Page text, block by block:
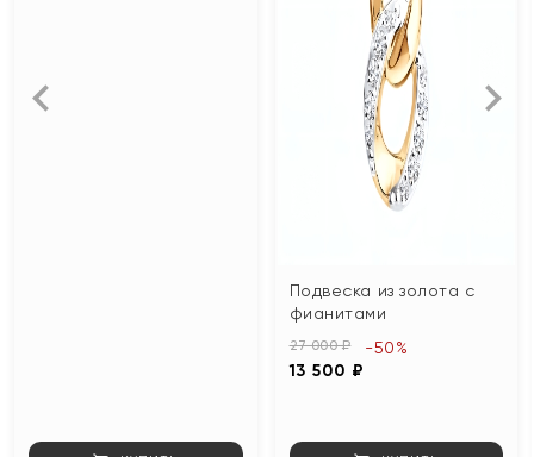
Подвеска из золота с
фианитами
27 000 ₽
13 500 ₽
-50%